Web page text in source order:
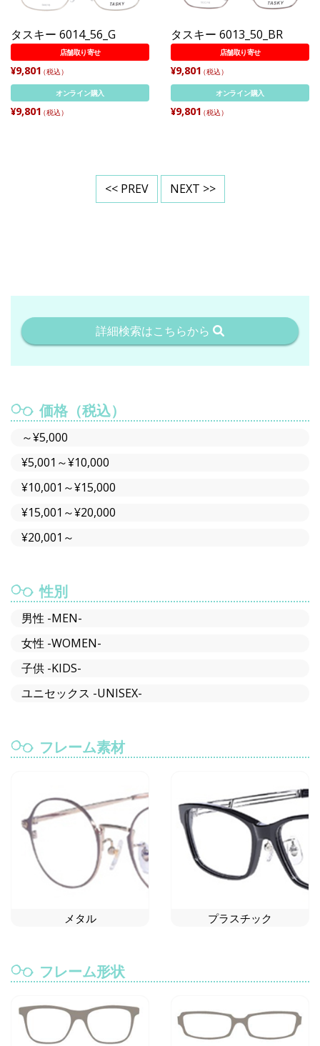
タスキー 6014_56_G
店舗取り寄せ
¥9,801 （税込）
オンライン購入
¥9,801 （税込）
タスキー 6013_50_BR
店舗取り寄せ
¥9,801 （税込）
オンライン購入
¥9,801 （税込）
<< PREV NEXT >>
詳細検索はこちらから
価格（税込）
～¥5,000
¥5,001～¥10,000
¥10,001～¥15,000
¥15,001～¥20,000
¥20,001～
性別
男性 -MEN-
女性 -WOMEN-
子供 -KIDS-
ユニセックス -UNISEX-
フレーム素材
メタル プラスチック
フレーム形状